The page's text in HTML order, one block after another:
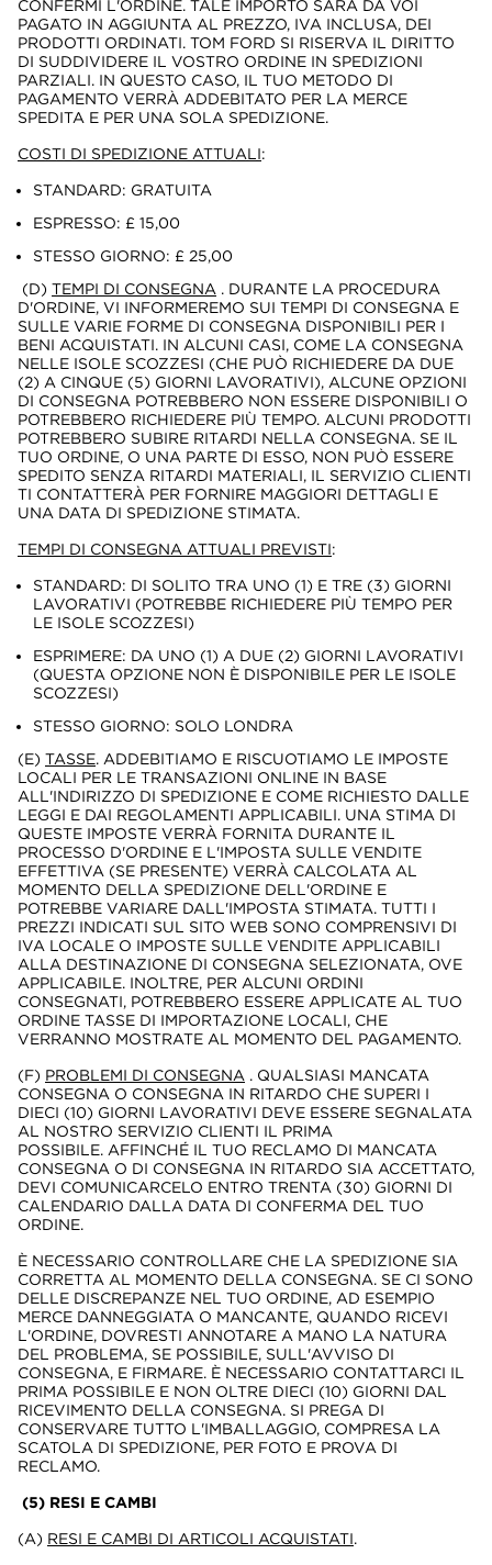
CONFERMI L'ORDINE. TALE IMPORTO SARÀ DA VOI
PAGATO IN AGGIUNTA AL PREZZO, IVA INCLUSA, DEI
PRODOTTI ORDINATI. TOM FORD SI RISERVA IL DIRITTO
DI SUDDIVIDERE IL VOSTRO ORDINE IN SPEDIZIONI
PARZIALI. IN QUESTO CASO, IL TUO METODO DI
PAGAMENTO VERRÀ ADDEBITATO PER LA MERCE
SPEDITA E PER UNA SOLA SPEDIZIONE.
COSTI DI SPEDIZIONE ATTUALI:
STANDARD: GRATUITA
ESPRESSO: £ 15,00
STESSO GIORNO: £ 25,00
(D) TEMPI DI CONSEGNA . DURANTE LA PROCEDURA
D'ORDINE, VI INFORMEREMO SUI TEMPI DI CONSEGNA E
SULLE VARIE FORME DI CONSEGNA DISPONIBILI PER I
BENI ACQUISTATI. IN ALCUNI CASI, COME LA CONSEGNA
NELLE ISOLE SCOZZESI (CHE PUÒ RICHIEDERE DA DUE
(2) A CINQUE (5) GIORNI LAVORATIVI), ALCUNE OPZIONI
DI CONSEGNA POTREBBERO NON ESSERE DISPONIBILI O
POTREBBERO RICHIEDERE PIÙ TEMPO. ALCUNI PRODOTTI
POTREBBERO SUBIRE RITARDI NELLA CONSEGNA. SE IL
TUO ORDINE, O UNA PARTE DI ESSO, NON PUÒ ESSERE
SPEDITO SENZA RITARDI MATERIALI, IL SERVIZIO CLIENTI
TI CONTATTERÀ PER FORNIRE MAGGIORI DETTAGLI E
UNA DATA DI SPEDIZIONE STIMATA.
TEMPI DI CONSEGNA ATTUALI PREVISTI:
STANDARD: DI SOLITO TRA UNO (1) E TRE (3) GIORNI
LAVORATIVI (POTREBBE RICHIEDERE PIÙ TEMPO PER
LE ISOLE SCOZZESI)
ESPRIMERE: DA UNO (1) A DUE (2) GIORNI LAVORATIVI
(QUESTA OPZIONE NON È DISPONIBILE PER LE ISOLE
SCOZZESI)
STESSO GIORNO: SOLO LONDRA
(E) TASSE. ADDEBITIAMO E RISCUOTIAMO LE IMPOSTE
LOCALI PER LE TRANSAZIONI ONLINE IN BASE
ALL'INDIRIZZO DI SPEDIZIONE E COME RICHIESTO DALLE
LEGGI E DAI REGOLAMENTI APPLICABILI. UNA STIMA DI
QUESTE IMPOSTE VERRÀ FORNITA DURANTE IL
PROCESSO D'ORDINE E L'IMPOSTA SULLE VENDITE
EFFETTIVA (SE PRESENTE) VERRÀ CALCOLATA AL
MOMENTO DELLA SPEDIZIONE DELL'ORDINE E
POTREBBE VARIARE DALL'IMPOSTA STIMATA. TUTTI I
PREZZI INDICATI SUL SITO WEB SONO COMPRENSIVI DI
IVA LOCALE O IMPOSTE SULLE VENDITE APPLICABILI
ALLA DESTINAZIONE DI CONSEGNA SELEZIONATA, OVE
APPLICABILE. INOLTRE, PER ALCUNI ORDINI
CONSEGNATI, POTREBBERO ESSERE APPLICATE AL TUO
ORDINE TASSE DI IMPORTAZIONE LOCALI, CHE
VERRANNO MOSTRATE AL MOMENTO DEL PAGAMENTO.
(F) PROBLEMI DI CONSEGNA . QUALSIASI MANCATA
CONSEGNA O CONSEGNA IN RITARDO CHE SUPERI I
DIECI (10) GIORNI LAVORATIVI DEVE ESSERE SEGNALATA
AL NOSTRO SERVIZIO CLIENTI IL PRIMA
POSSIBILE. AFFINCHÉ IL TUO RECLAMO DI MANCATA
CONSEGNA O DI CONSEGNA IN RITARDO SIA ACCETTATO,
DEVI COMUNICARCELO ENTRO TRENTA (30) GIORNI DI
CALENDARIO DALLA DATA DI CONFERMA DEL TUO
ORDINE.
È NECESSARIO CONTROLLARE CHE LA SPEDIZIONE SIA
CORRETTA AL MOMENTO DELLA CONSEGNA. SE CI SONO
DELLE DISCREPANZE NEL TUO ORDINE, AD ESEMPIO
MERCE DANNEGGIATA O MANCANTE, QUANDO RICEVI
L'ORDINE, DOVRESTI ANNOTARE A MANO LA NATURA
DEL PROBLEMA, SE POSSIBILE, SULL'AVVISO DI
CONSEGNA, E FIRMARE. È NECESSARIO CONTATTARCI IL
PRIMA POSSIBILE E NON OLTRE DIECI (10) GIORNI DAL
RICEVIMENTO DELLA CONSEGNA. SI PREGA DI
CONSERVARE TUTTO L'IMBALLAGGIO, COMPRESA LA
SCATOLA DI SPEDIZIONE, PER FOTO E PROVA DI
RECLAMO.
(5) RESI E CAMBI
(A) RESI E CAMBI DI ARTICOLI ACQUISTATI.